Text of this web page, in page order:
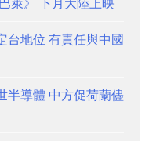
台地位 有責任與中國
半導體 中方促荷蘭儘